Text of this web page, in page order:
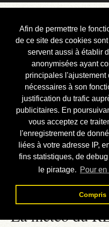
Afin de permettre le
de ce site des cookies sont
servent aussi à établir
anonymisées ayant
principales l'ajustement
nécessaires à son
justification du trafic
publicitaires. En
vous acceptez ce
l'enregistrement de
liées à votre adresse IP,
fins statistiques, de
le piratage. Pour
Compris
Courbis, « LE »
Blog Officiel
Bienvenue
Réalisations
Divers (et d’été)
Annonces
Liens externes
Téléchargement
Contact
La météo du